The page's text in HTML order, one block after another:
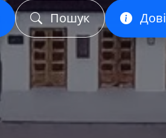
Пошук